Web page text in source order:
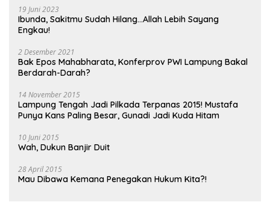
19 Juni 2023
Ibunda, Sakitmu Sudah Hilang…Allah Lebih Sayang
Engkau!
2 Desember 2021
Bak Epos Mahabharata, Konferprov PWI Lampung Bakal
Berdarah-Darah?
14 November 2015
Lampung Tengah Jadi Pilkada Terpanas 2015! Mustafa
Punya Kans Paling Besar, Gunadi Jadi Kuda Hitam
10 Juni 2015
Wah, Dukun Banjir Duit
28 April 2015
Mau Dibawa Kemana Penegakan Hukum Kita?!